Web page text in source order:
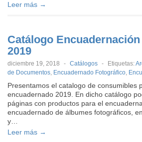
Leer más →
Catálogo
2019
diciembre 19, 2018 - Catálogos - Etiquetas:
de Documentos, Encuadernado Fotográfico,
Presentamos el catalogo de consumibles
encuadernado 2019. En dicho catálogo
páginas con productos para el
encuadernado de álbumes fotográficos,
y…
Leer más →